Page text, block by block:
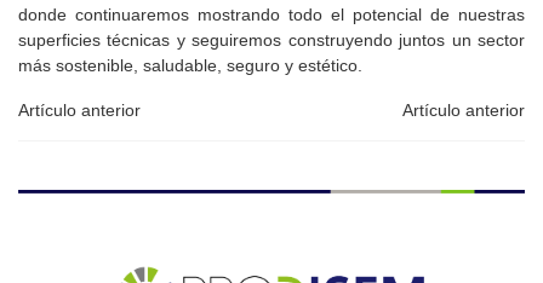
donde continuaremos mostrando todo el potencial de nuestras
superficies técnicas y seguiremos construyendo juntos un sector
más sostenible, saludable, seguro y estético.
Artículo anterior Artículo anterior